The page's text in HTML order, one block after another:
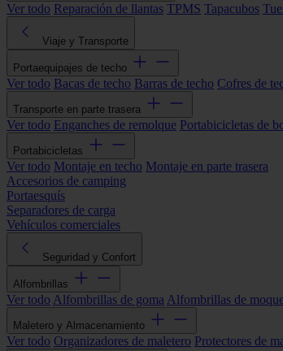
Ver todo Reparación de llantas TPMS Tapacubos
Viaje y Transporte
Portaequipajes de techo
Ver todo Bacas de techo Barras de techo Cofres de
Transporte en parte trasera
Ver todo Enganches de remolque Portabicicletas de
Portabicicletas
Ver todo Montaje en techo Montaje en parte trasera
Accesorios de camping
Portaesquís
Separadores de carga
Vehículos comerciales
Seguridad y Confort
Alfombrillas
Ver todo Alfombrillas de goma Alfombrillas de
Maletero y Almacenamiento
Ver todo Organizadores de maletero Protectores de